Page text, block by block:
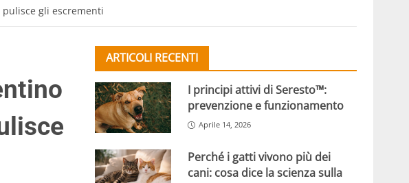
gli escrementi
ARTICOLI RECENTI
I principi attivi di Seresto™:
prevenzione e funzionamento
Aprile 14, 2026
Perché i gatti vivono più dei
cani: cosa dice la scienza sulla